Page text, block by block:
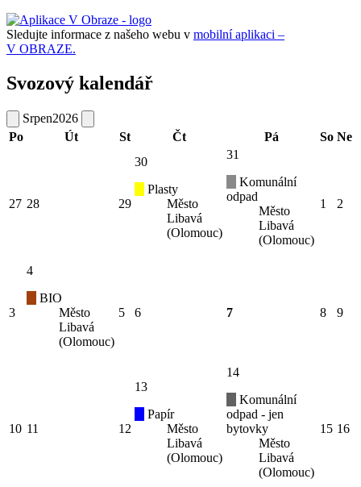
Sledujte informace z našeho webu v mobilní aplikaci –
V OBRAZE.
Svozový kalendář
Srpen2026
Po
Út St Čt Pá So Ne
27 28 29
30
Plasty
Město
Libavá
(Olomouc)
31
Komunální
odpad
Město
Libavá
(Olomouc)
1 2
3
4
BIO
Město
Libavá
(Olomouc)
5 6 7 8 9
10 11 12
13
Papír
Město
Libavá
(Olomouc)
14
Komunální
odpad - jen
bytovky
Město
Libavá
(Olomouc)
15 16